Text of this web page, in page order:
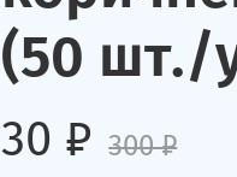
(50 шт./
30 ₽ 300 ₽